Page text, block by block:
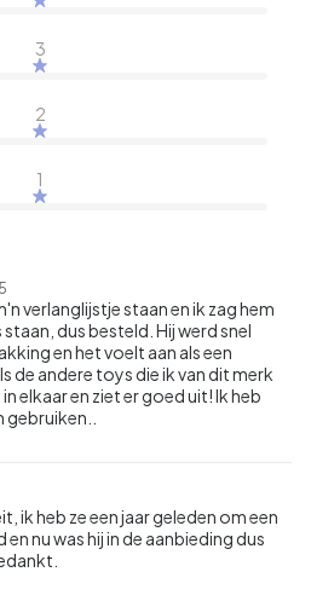
3
2
1
verlanglijstje staan en ik zag hem
dus besteld. Hij werd snel
en het voelt aan als een
de andere toys die ik van dit merk
elkaar en ziet er goed uit! Ik heb
ik heb ze een jaar geleden om een
nu was hij in de aanbieding dus